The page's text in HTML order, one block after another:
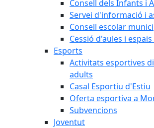
Consell dels Infants i
Servei d'informació i
Consell escolar
Cessió d'aules i
Esports
Activitats esportives
adults
Casal Esportiu d'Estiu
Oferta esportiva a
Subvencions
Joventut